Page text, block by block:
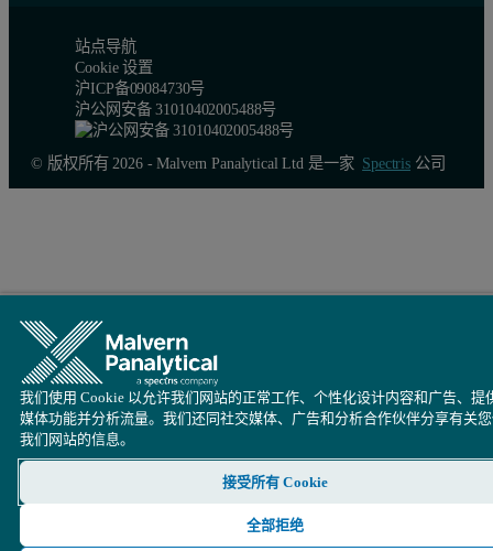
站点导航
Cookie 设置
沪ICP备09084730号
沪公网安备 31010402005488号
© 版权所有 2026 - Malvern Panalytical Ltd 是一家 Spectris公司
我们使用 Cookie 以允许我们网站的正常工作、个性化设计内容和广告、提
媒体功能并分析流量。我们还同社交媒体、广告和分析合作伙伴分享有关
我们网站的信息。
接受所有 Cookie
全部拒绝